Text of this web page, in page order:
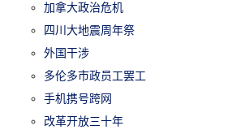
加拿大政治危机
四川大地震周年祭
外国干涉
多伦多市政员工罢工
手机携号跨网
改革开放三十年